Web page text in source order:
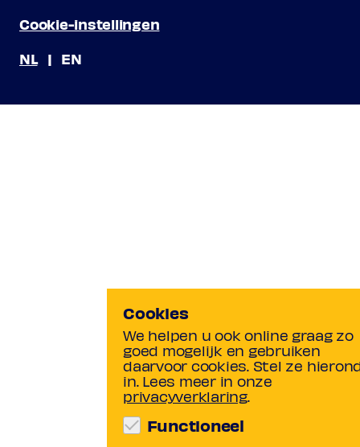
Cookie-instellingen
NL
EN
Cookies
We helpen u ook online graag zo
goed mogelijk en gebruiken
daarvoor cookies. Stel ze
in. Lees meer in onze
privacyverklaring.
Functioneel